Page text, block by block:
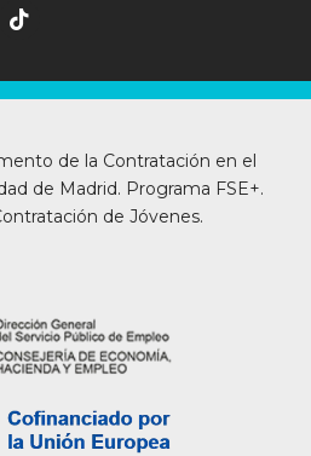
tiktok
de la Contratación en el
de Madrid. Programa FSE+.
de Jóvenes.